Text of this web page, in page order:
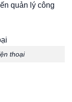
quản lý công
thoại